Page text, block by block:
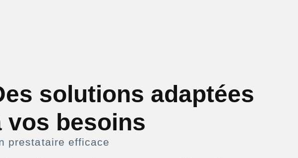
solutions adaptées
vos besoins
prestataire efficace